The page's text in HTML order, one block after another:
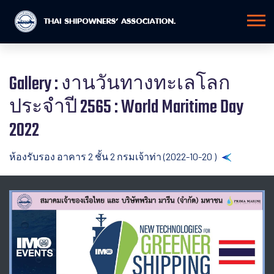
Gallery : งานวันทางทะเลโลก
ประจำปี 2565 : World Maritime Day
2022
ห้องรับรอง อาคาร 2 ชั้น 2 กรมเจ้าท่า (2022-10-20 )